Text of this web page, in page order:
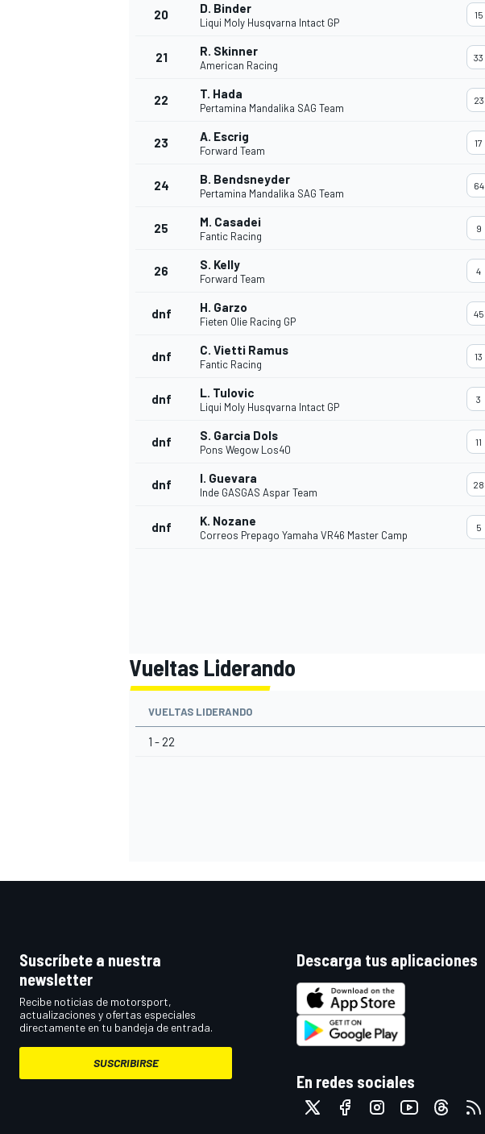
MÁS CATEGORÍAS
20 D. Binder
Liqui Moly Husqvarna Intact GP
15
21 R. Skinner
American Racing
33
22 T. Hada
Pertamina Mandalika SAG Team
23
23 A. Escrig
Forward Team
17
24 B. Bendsneyder
Pertamina Mandalika SAG Team
64
25 M. Casadei
Fantic Racing
9
26 S. Kelly
Forward Team
4
dnf H. Garzo
Fieten Olie Racing GP
45
dnf C. Vietti Ramus
Fantic Racing
13
dnf L. Tulovic
Liqui Moly Husqvarna Intact GP
3
dnf S. Garcia Dols
Pons Wegow Los40
11
dnf I. Guevara
Inde GASGAS Aspar Team
28
dnf K. Nozane
Correos Prepago Yamaha VR46 Master Camp
5
Vueltas Liderando
VUELTAS LIDERANDO
1 - 22
Suscríbete a nuestra
newsletter
Recibe noticias de motorsport,
actualizaciones y ofertas especiales
directamente en tu bandeja de entrada.
SUSCRIBIRSE
Descarga tus aplicaciones
En redes sociales